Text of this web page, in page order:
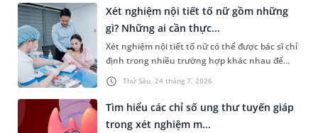
thống Xét nghiệm MEDLATEC, chỉ khi mỗi công
đoạn đều được thực hiện đúng quy trình và
kiểm soát chặt chẽ, kết quả xét nghiệm mới
thực sự có giá trị trong phát hiện bệnh, hỗ trợ
chẩn đoán và theo dõi hiệu quả điều trị.
Thứ Sáu, 24 tháng 7, 2026
Xét nghiệm nội tiết tố nữ gồm những
gì? Những ai cần thực...
Xét nghiệm nội tiết tố nữ có thể được bác sĩ chỉ
định trong nhiều trường hợp khác nhau để
đánh giá về tình trạng sức khỏe của chị em, đặc
biệt là sức khỏe sinh sản. Vậy loại xét nghiệm
này bao gồm những gì? Những ai cần xét
Tìm hiểu các chỉ số ung thư tuyến giáp
trong xét nghiệm m...